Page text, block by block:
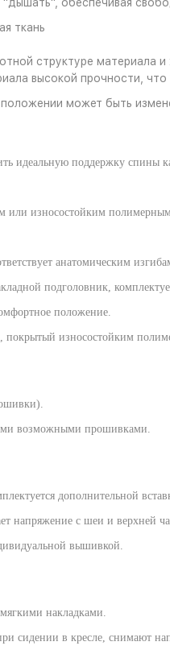
ткань
структуре материала
высокой прочности,
может быть
идеальную поддержку спины
или износостойким
анатомическим
подголовник,
положение.
покрытый износостойким
возможными прошивками.
дополнительной
напряжение с шеи и верхней
вышивкой.
накладками.
сидении в кресле, снимают